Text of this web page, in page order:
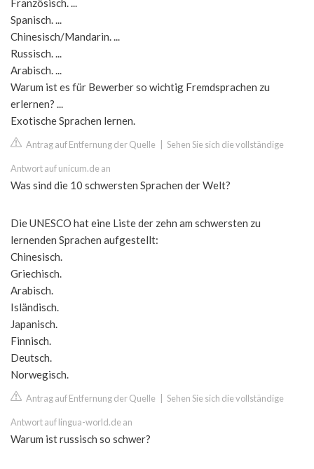
Französisch. ...
Spanisch. ...
Chinesisch/Mandarin. ...
Russisch. ...
Arabisch. ...
Warum ist es für Bewerber so wichtig Fremdsprachen zu
erlernen? ...
Exotische Sprachen lernen.
Antrag auf Entfernung der Quelle Sehen Sie sich die vollständige
Antwort auf unicum.de an
Was sind die 10 schwersten Sprachen der Welt?
Die UNESCO hat eine Liste der zehn am schwersten zu
lernenden Sprachen aufgestellt:
Chinesisch.
Griechisch.
Arabisch.
Isländisch.
Japanisch.
Finnisch.
Deutsch.
Norwegisch.
Antrag auf Entfernung der Quelle Sehen Sie sich die vollständige
Antwort auf lingua-world.de an
Warum ist russisch so schwer?